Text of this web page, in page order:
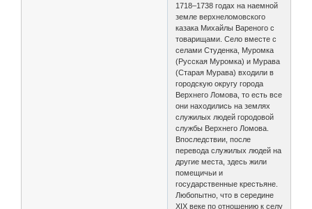
1718–1738 годах на наемной
земле верхнеломовского
казака Михайлы Вареного с
товарищами. Село вместе с
селами Студенка, Муромка
(Русская Муромка) и Мурава
(Старая Мурава) входили в
городскую округу города
Верхнего Ломова, то есть все
они находились на землях
служилых людей городовой
службы Верхнего Ломова.
Впоследствии, после
перевода служилых людей на
другие места, здесь жили
помещичьи и
государственные крестьяне.
Любопытно, что в середине
XIX веке по отношению к селу